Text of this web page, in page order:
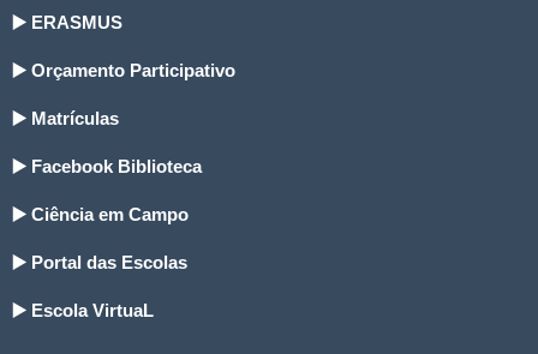
▶️ ERASMUS
▶️ Orçamento Participativo
▶️ Matrículas
▶️ Facebook Biblioteca
▶️ Ciência em Campo
▶️ Portal das Escolas
▶️ Escola VirtuaL